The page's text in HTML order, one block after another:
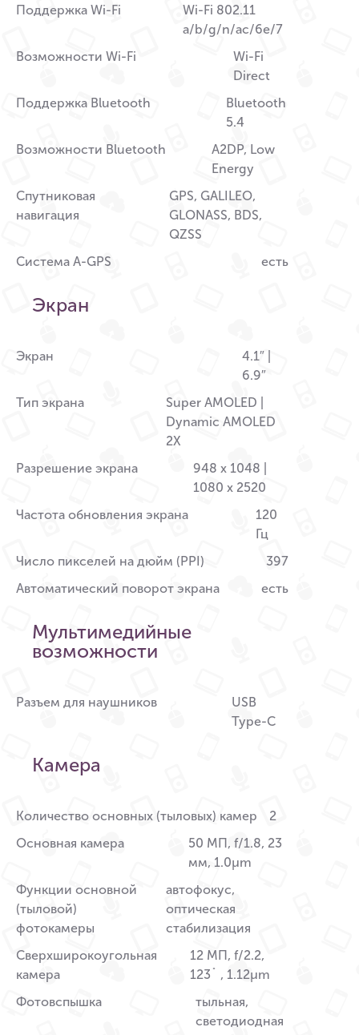
Поддержка Wi-Fi
Wi-Fi 802.11
a/b/g/n/ac/6e/7
Возможности Wi-Fi
Wi-Fi
Direct
Поддержка Bluetooth
Bluetooth
5.4
Возможности Bluetooth
A2DP, Low
Energy
Спутниковая
навигация
GPS, GALILEO,
GLONASS, BDS,
QZSS
Система A-GPS
есть
Экран
Экран
4.1″ |
6.9″
Тип экрана
Super AMOLED |
Dynamic AMOLED
2X
Разрешение экрана
948 x 1048 |
1080 x 2520
Частота обновления экрана
120
Гц
Число пикселей на дюйм (PPI)
397
Автоматический поворот экрана
есть
Мультимедийные
возможности
Разъем для наушников
USB
Type-C
Камера
Количество основных (тыловых) камер
2
Основная камера
50 МП, f/1.8, 23
мм, 1.0µm
Функции основной
(тыловой)
фотокамеры
автофокус,
оптическая
стабилизация
Сверхширокоугольная
камера
12 МП, f/2.2,
123˚ , 1.12µm
Фотовспышка
тыльная,
светодиодная